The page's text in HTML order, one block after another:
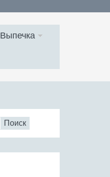
Выпечка
Поиск